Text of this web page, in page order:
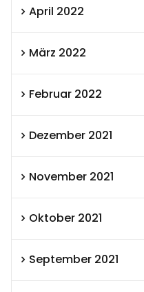
April 2022
März 2022
Februar 2022
Dezember 2021
November 2021
Oktober 2021
September 2021